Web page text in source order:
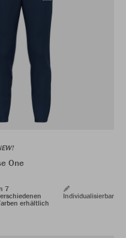
One
7
erhältlich
Individualisierbar